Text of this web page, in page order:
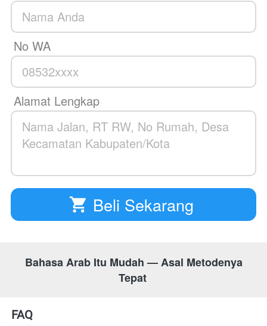
No WA
Alamat Lengkap
` Beli Sekarang
Tepat
FAQ